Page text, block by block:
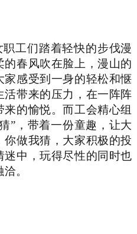
职工们踏着轻快的步伐漫
的春风吹在脸上，漫山的
家感受到一身的轻松和惬
活带来的压力，在一阵阵
的愉悦。而工会精心组
”，带着一份童趣，让大
你做我猜，大家积极的投
迷中，玩得尽性的同时也
。